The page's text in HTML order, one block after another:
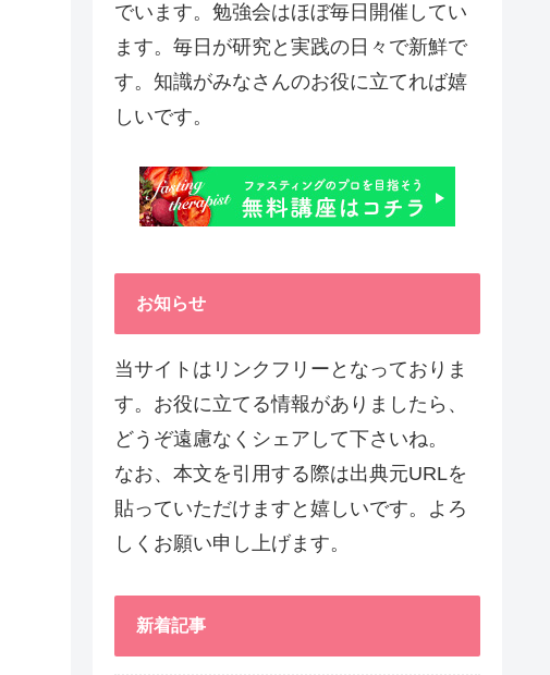
でいます。勉強会はほぼ毎日開催してい
ます。毎日が研究と実践の日々で新鮮で
す。知識がみなさんのお役に立てれば嬉
しいです。
お知らせ
当サイトはリンクフリーとなっておりま
す。お役に立てる情報がありましたら、
どうぞ遠慮なくシェアして下さいね。
なお、本文を引用する際は出典元URLを
貼っていただけますと嬉しいです。よろ
しくお願い申し上げます。
新着記事